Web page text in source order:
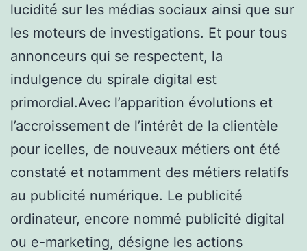
lucidité sur les médias sociaux ainsi que sur
les moteurs de investigations. Et pour tous
annonceurs qui se respectent, la
indulgence du spirale digital est
primordial.Avec l’apparition évolutions et
l’accroissement de l’intérêt de la clientèle
pour icelles, de nouveaux métiers ont été
constaté et notamment des métiers relatifs
au publicité numérique. Le publicité
ordinateur, encore nommé publicité digital
ou e-marketing, désigne les actions